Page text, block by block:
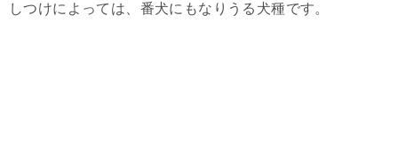
しつけによっては、番犬にもなりうる犬種です。